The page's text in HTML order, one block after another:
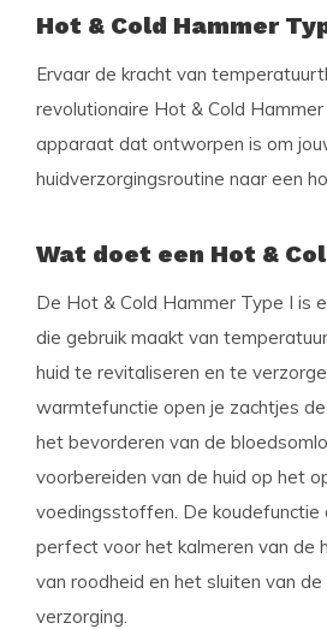
Hot & Cold Hammer
Ervaar de kracht van
revolutionaire Hot & Cold
apparaat dat ontworpen is om
huidverzorgingsroutine naar een
Wat doet een Hot &
De Hot & Cold Hammer Type I is
die gebruik maakt van
huid te revitaliseren en te
warmtefunctie open je zachtjes
het bevorderen van de
voorbereiden van de huid op het
voedingsstoffen. De koudefunctie
perfect voor het kalmeren van de
van roodheid en het sluiten van de
verzorging.